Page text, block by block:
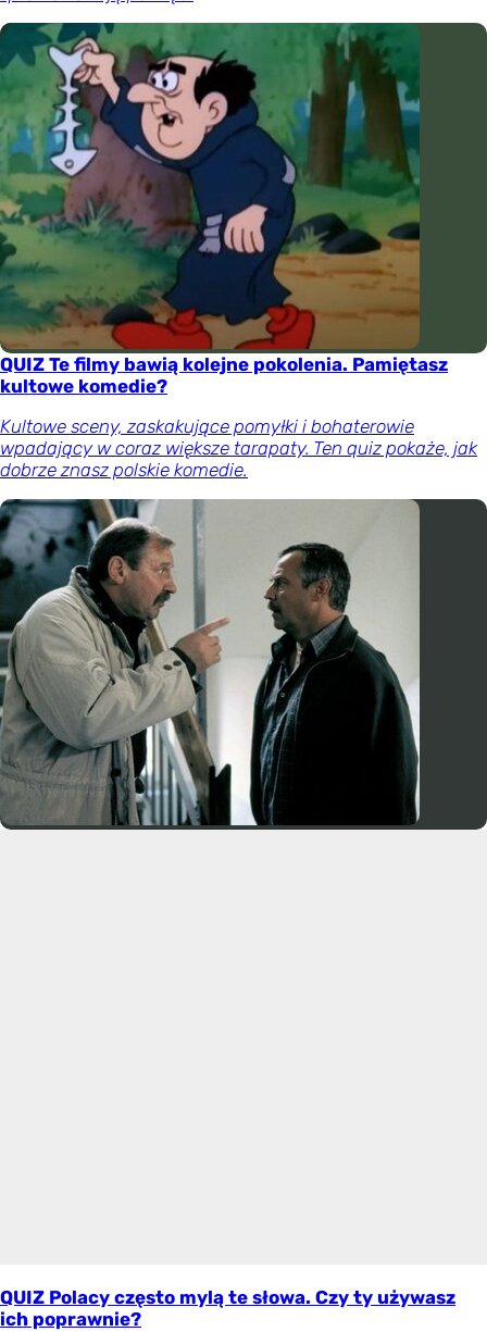
QUIZ Te filmy bawią kolejne pokolenia. Pamiętasz
kultowe komedie?
Kultowe sceny, zaskakujące pomyłki i bohaterowie
wpadający w coraz większe tarapaty. Ten quiz pokaże, jak
dobrze znasz polskie komedie.
QUIZ Polacy często mylą te słowa. Czy ty używasz
ich poprawnie?